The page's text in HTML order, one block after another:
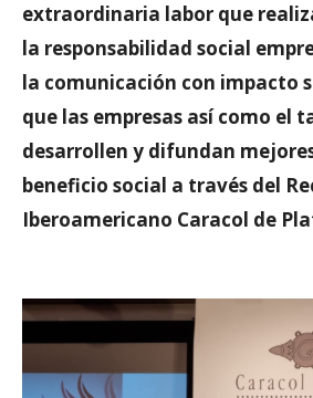
extraordinaria labor que
la responsabilidad social
la comunicación con impacto
que las empresas así como el
desarrollen y difundan
beneficio social a través del
Iberoamericano Caracol de